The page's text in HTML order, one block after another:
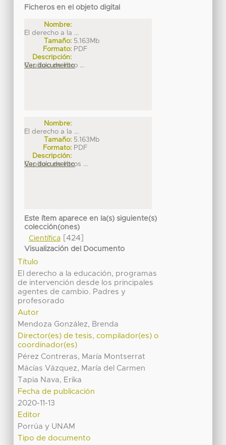
Ficheros en el objeto digital
Nombre:
El derecho a la ...
Tamaño: 5.163Mb
Formato: PDF
Descripción:
Capítulo de libro ...
Ver documento
Nombre:
El derecho a la ...
Tamaño: 5.163Mb
Formato: PDF
Descripción:
Capítulo de libros ...
Ver documento
Este ítem aparece en la(s) siguiente(s)
colección(ones)
Científica[424]
Visualización del Documento
Título
El derecho a la educación, programas
de intervención desde los principales
agentes de cambio. Padres y
profesorado
Autor
Mendoza González, Brenda
Director(es) de tesis, compilador(es) o
coordinador(es)
Pérez Contreras, María Montserrat
Mácías Vázquez, María del Carmen
Tapia Nava, Erika
Fecha de publicación
2020-11-13
Editor
Porrúa y UNAM
Tipo de documento